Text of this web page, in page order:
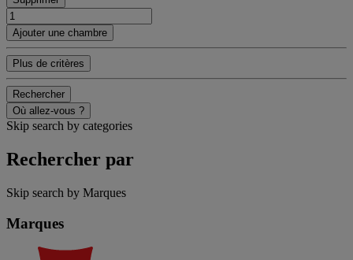
Ajouter une chambre
Plus de critères
Rechercher
Où allez-vous ?
Skip search by categories
Rechercher par
Skip search by Marques
Marques